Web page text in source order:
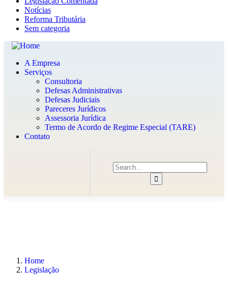
Notícias
Reforma Tributária
Sem categoria
A Empresa
Serviços
Consultoria
Defesas Administrativas
Defesas Judiciais
Pareceres Jurídicos
Assessoria Jurídica
Termo de Acordo de Regime Especial (TARE)
Contato
Home
Legislação